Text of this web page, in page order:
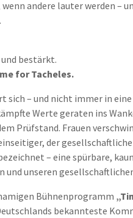
andere lauter werden –
bestärkt.
for Tacheles.
sich – und nicht immer in
Werte geraten ins
Prüfstand. Frauen
der
– eine spürbare,
und unseren
Bühnenprogramm
bekannteste